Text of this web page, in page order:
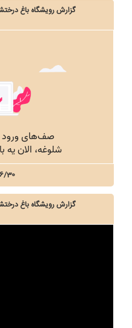
گزارش رویشگاه باغ
30
گزارش رویشگاه باغ